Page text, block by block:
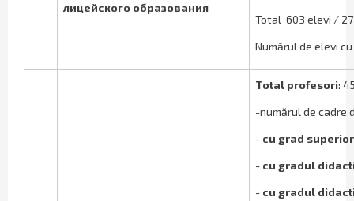
лицейского образования
Total 603 elevi /
Numărul de elevi cu
Total profesori:
-numărul de cadre
- cu grad superior
- cu gradul
- cu gradul